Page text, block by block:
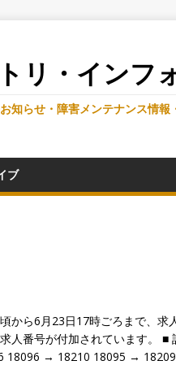
リ・インフ
知らせ・障害メンテナンス情報
ブ
から6月23日17時ごろまで、求
人番号が付加されています。 ■
18096 → 18210 18095 →